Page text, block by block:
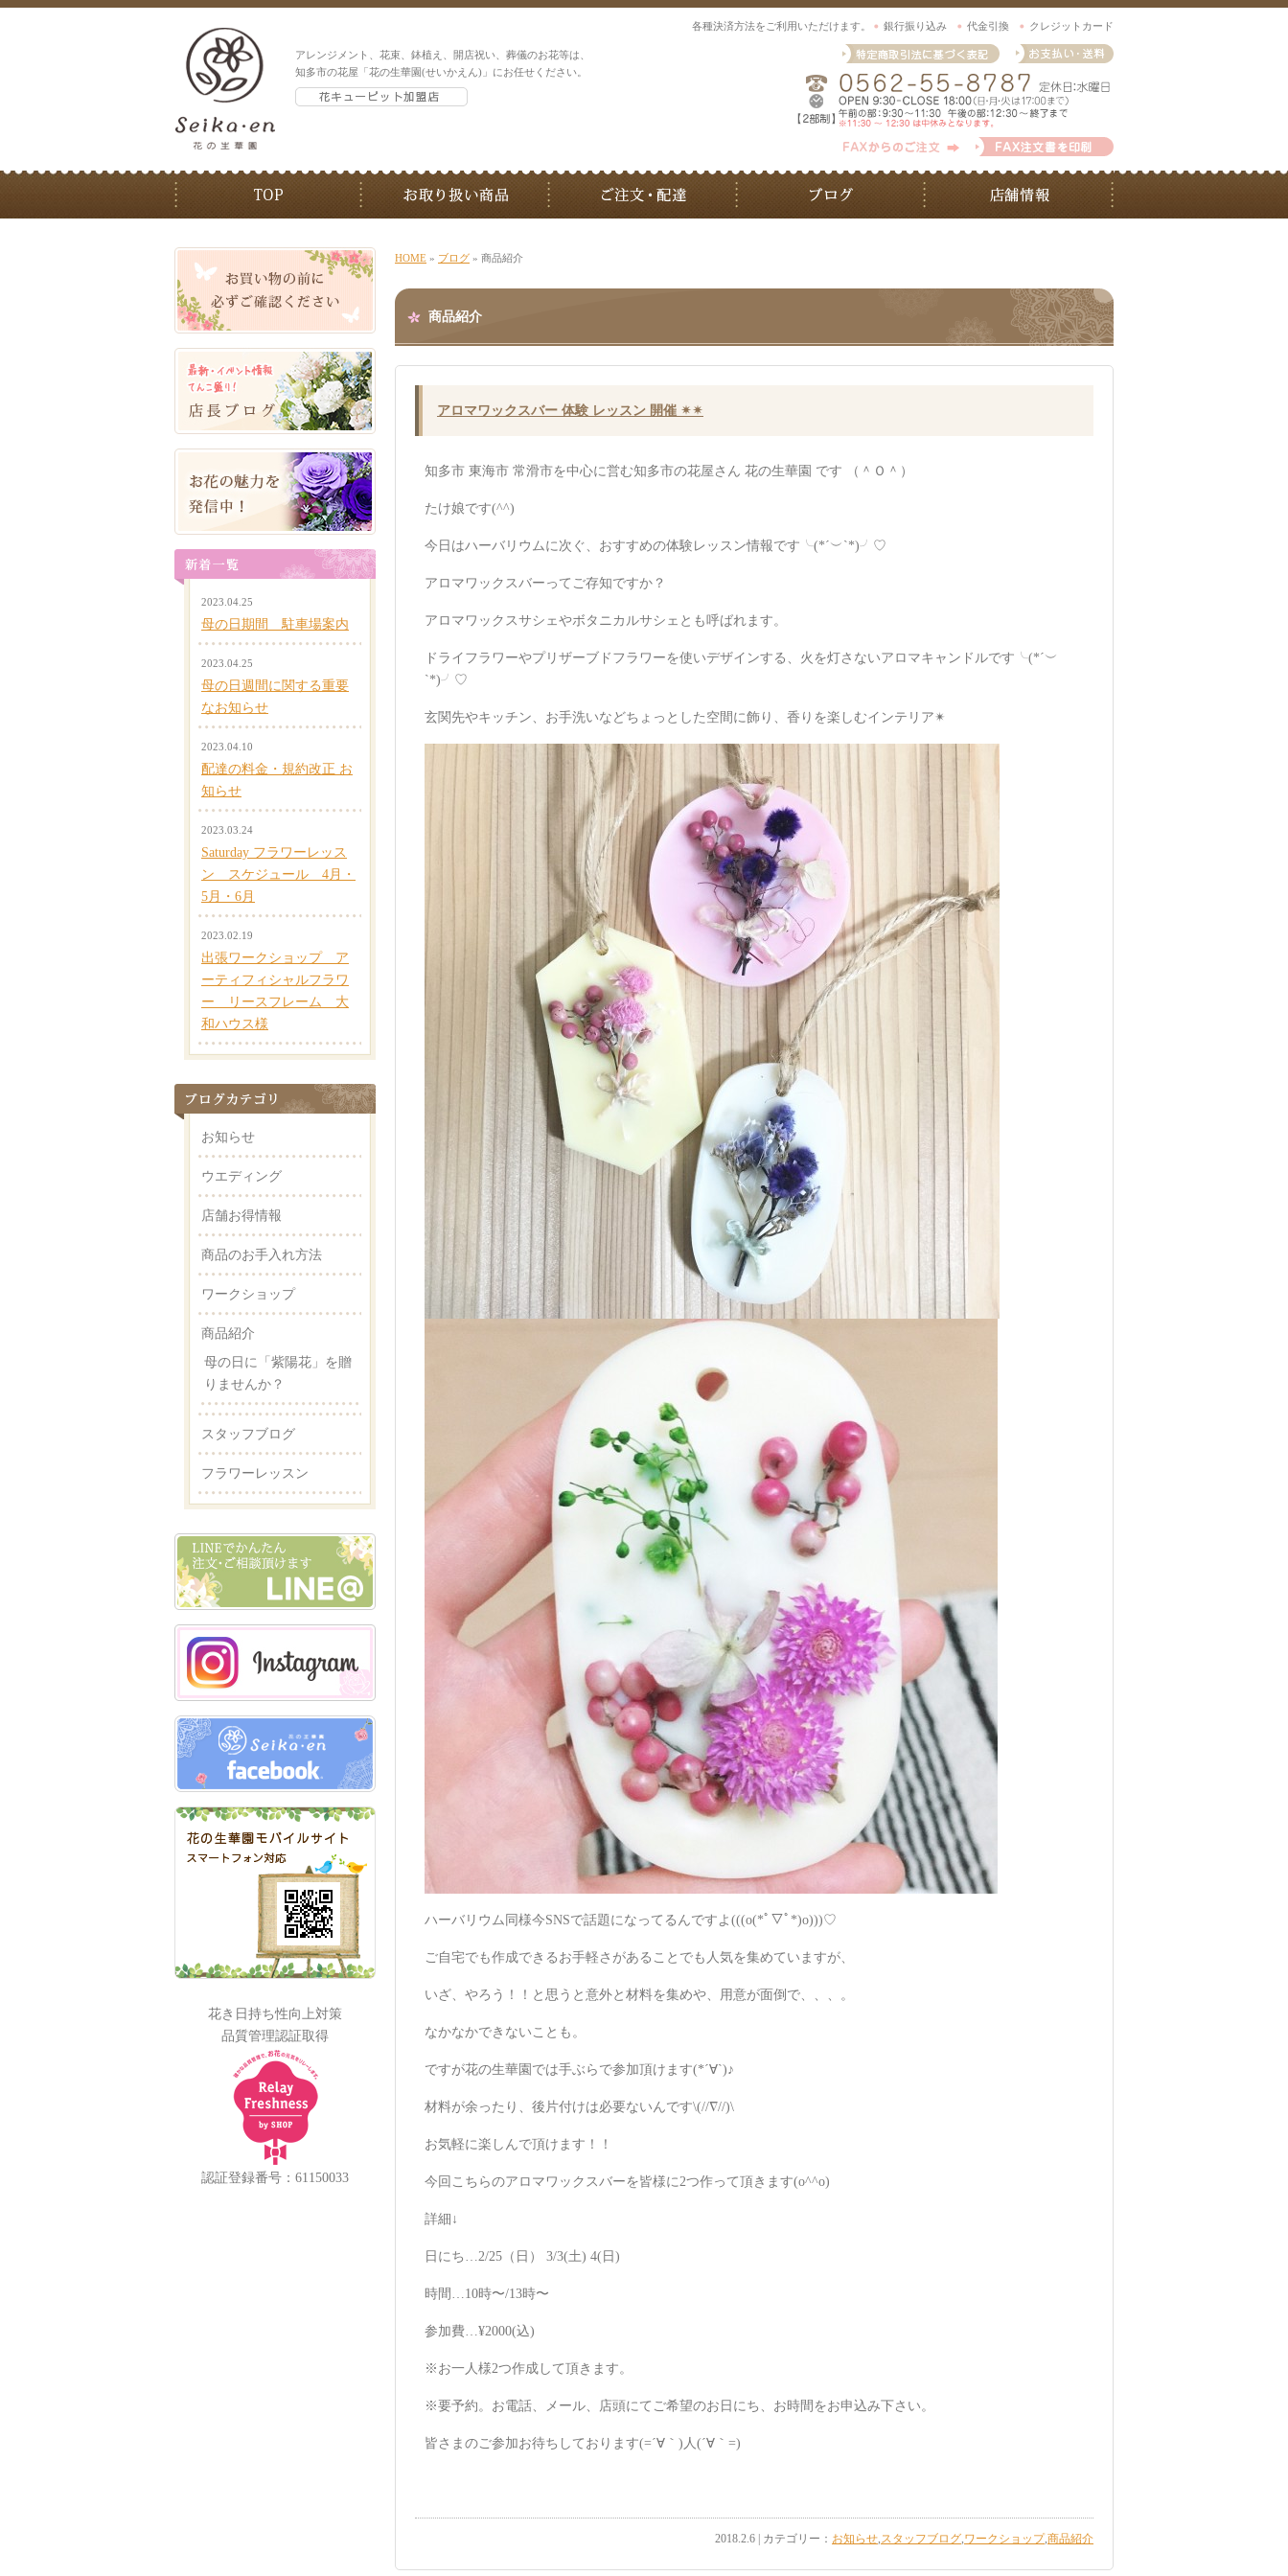
アレンジメント、花束、鉢植え、開店祝い、葬儀のお花等は、
知多市の花屋「花の生華園(せいかえん)」にお任せください。
各種決済方法をご利用いただけます。 銀行振り込み 代金引換 クレジットカード
HOME » ブログ » 商品紹介
商品紹介
アロマワックスバー 体験 レッスン 開催 ✴︎✴︎
知多市 東海市 常滑市を中心に営む知多市の花屋さん 花の生華園 です （＾Ｏ＾）
たけ娘です(^^)
今日はハーバリウムに次ぐ、おすすめの体験レッスン情報です╰(*´︶`*)╯♡
アロマワックスバーってご存知ですか？
アロマワックスサシェやボタニカルサシェとも呼ばれます。
ドライフラワーやプリザーブドフラワーを使いデザインする、火を灯さないアロマキャンドルです╰(*´︶
`*)╯♡
玄関先やキッチン、お手洗いなどちょっとした空間に飾り、香りを楽しむインテリア✴︎
ハーバリウム同様今SNSで話題になってるんですよ(((o(*ﾟ▽ﾟ*)o)))♡
ご自宅でも作成できるお手軽さがあることでも人気を集めていますが、
いざ、やろう！！と思うと意外と材料を集めや、用意が面倒で、、、。
なかなかできないことも。
ですが花の生華園では手ぶらで参加頂けます(*´∀`)♪
材料が余ったり、後片付けは必要ないんです\(//∇//)\
お気軽に楽しんで頂けます！！
今回こちらのアロマワックスバーを皆様に2つ作って頂きます(o^^o)
詳細↓
日にち…2/25（日） 3/3(土) 4(日)
時間…10時〜/13時〜
参加費…¥2000(込)
※お一人様2つ作成して頂きます。
※要予約。お電話、メール、店頭にてご希望のお日にち、お時間をお申込み下さい。
皆さまのご参加お待ちしております(=´∀｀)人(´∀｀=)
2018.2.6 | カテゴリー： お知らせ,スタッフブログ,ワークショップ,商品紹介
2023.04.25
母の日期間 駐車場案内
2023.04.25
母の日週間に関する重要
なお知らせ
2023.04.10
配達の料金・規約改正 お
知らせ
2023.03.24
Saturday フラワーレッス
ン スケジュール 4月・
5月・6月
2023.02.19
出張ワークショップ ア
ーティフィシャルフラワ
ー リースフレーム 大
和ハウス様
お知らせ
ウエディング
店舗お得情報
商品のお手入れ方法
ワークショップ
商品紹介
母の日に「紫陽花」を贈
りませんか？
スタッフブログ
フラワーレッスン
花き日持ち性向上対策
品質管理認証取得
認証登録番号：61150033